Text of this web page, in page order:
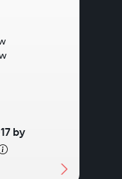
by